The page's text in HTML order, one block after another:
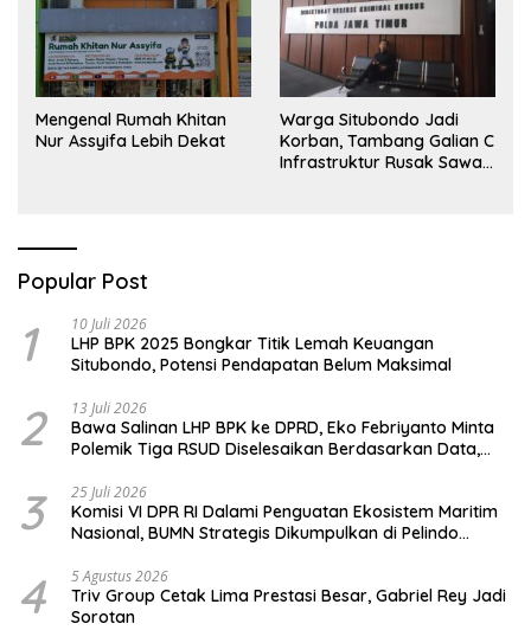
Mengenal Rumah Khitan
Nur Assyifa Lebih Dekat
Warga Situbondo Jadi
Korban, Tambang Galian C
Infrastruktur Rusak Sawah
Popular Post
1 10 Juli 2026
LHP BPK 2025 Bongkar Titik Lemah Keuangan
Situbondo, Potensi Pendapatan Belum Maksimal
2 13 Juli 2026
Bawa Salinan LHP BPK ke DPRD, Eko Febriyanto Minta
Polemik Tiga RSUD Diselesaikan Berdasarkan Data,
3 25 Juli 2026
Komisi VI DPR RI Dalami Penguatan Ekosistem Maritim
Nasional, BUMN Strategis Dikumpulkan di Pelindo
4 5 Agustus 2026
Triv Group Cetak Lima Prestasi Besar, Gabriel Rey Jadi
Sorotan